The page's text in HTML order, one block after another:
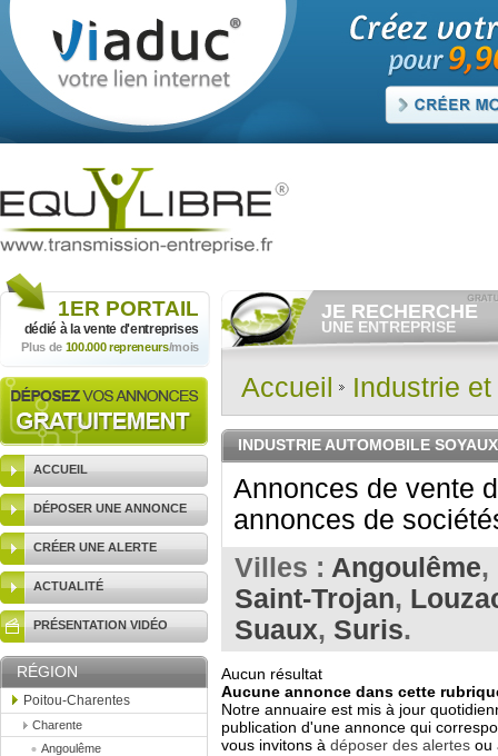
1ER PORTAIL
dédié à la vente d'entreprises
Plus de 100.000 repreneurs/mois
ACCUEIL
DÉPOSER UNE ANNONCE
CRÉER UNE ALERTE
ACTUALITÉ
PRÉSENTATION VIDÉO
RÉGION
Poitou-Charentes
Charente
Angoulême
JE RECHERCHE
UNE ENTREPRISE
Consulter gratuitementles
vendre.
Et/ou déposergratuitement
RECHERCHER UNE
ANNONCE
Accueil Industrie
INDUSTRIE AUTOMOBILE SOYAUX
Annonces de vente
annonces de
Villes : Angoulême,
Saint-Trojan,
Suaux, Suris.
Aucun résultat
Aucune annonce dans cette
Notre annuaire est mis à jour
publication d'une annonce qui
vous invitons à déposer des alertes ou